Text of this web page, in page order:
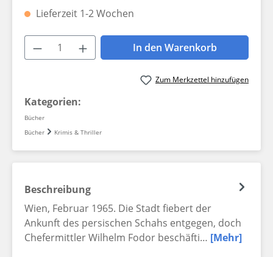
Lieferzeit 1-2 Wochen
Produkt Anzahl: Gib den
In den Warenkorb
Zum Merkzettel hinzufügen
Kategorien:
Bücher
Bücher
Krimis & Thriller
Beschreibung
Wien, Februar 1965. Die Stadt fiebert der
Ankunft des persischen Schahs entgegen, doch
Chefermittler Wilhelm Fodor beschäfti… [Mehr]